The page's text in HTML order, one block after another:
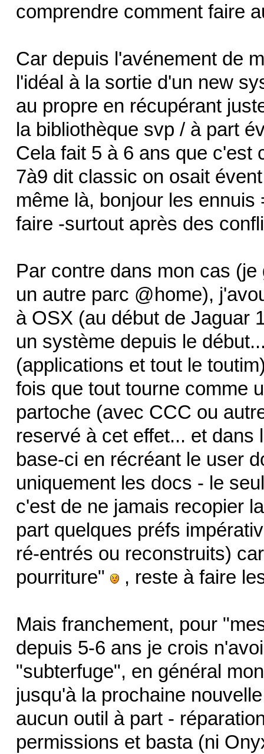
comprendre comment faire
Car depuis l'avénement de
l'idéal à la sortie d'un new
au propre en récupérant
la bibliothèque svp / à part
Cela fait 5 à 6 ans que c'est
7à9 dit classic on osait
même là, bonjour les
faire -surtout après des
Par contre dans mon cas
un autre parc @home),
à OSX (au début de Jaguar
un système depuis le
(applications et tout le
fois que tout tourne comme
partoche (avec CCC ou
reservé à cet effet... et
base-ci en récréant le user
uniquement les docs - le
c'est de ne jamais recopier
part quelques préfs
ré-entrés ou reconstruits)
pourriture"
, reste à faire
Mais franchement, pour
depuis 5-6 ans je crois
"subterfuge", en général
jusqu'à la prochaine
aucun outil à part -
permissions et basta (ni